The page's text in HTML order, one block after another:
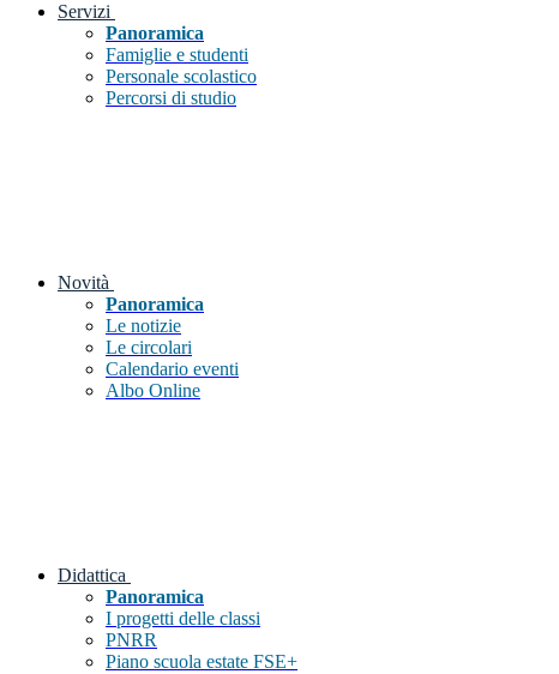
Servizi
Panoramica
Famiglie e studenti
Personale scolastico
Percorsi di studio
Novità
Panoramica
Le notizie
Le circolari
Calendario eventi
Albo Online
Didattica
Panoramica
I progetti delle classi
PNRR
Piano scuola estate FSE+